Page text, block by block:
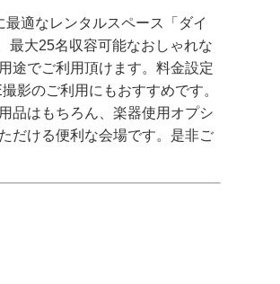
適なレンタルスペース「ダイ
最大25名収容可能なおしゃれな
途でご利用頂けます。料金設定
影のご利用にもおすすめです。
品はもちろん、楽器使用オプシ
だける便利な会場です。是非ご